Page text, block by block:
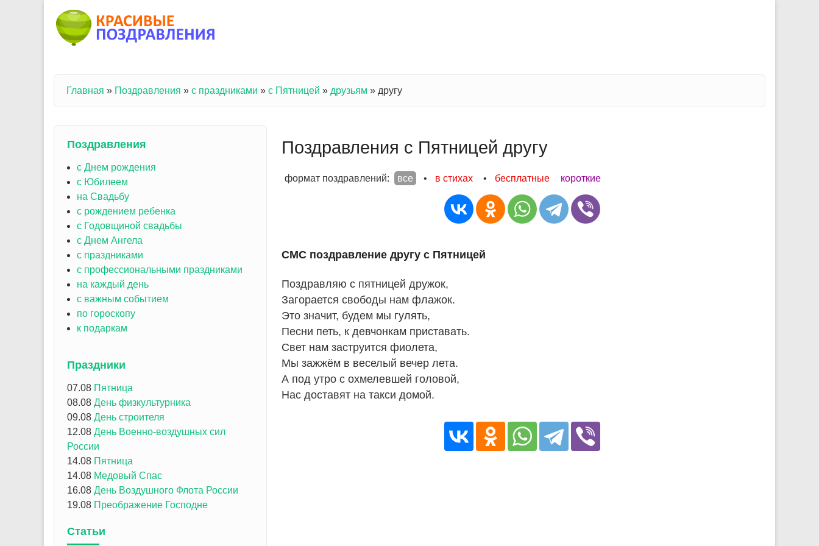
Вы здесь
Главная » Поздравления » с праздниками » с Пятницей » друзьям » другу
Поздравления с Пятницей другу
формат поздравлений: все • в стихах • бесплатные короткие
СМС поздравление другу с Пятницей
Поздравляю с пятницей дружок,
Загорается свободы нам флажок.
Это значит, будем мы гулять,
Песни петь, к девчонкам приставать.
Свет нам заструится фиолета,
Мы зажжём в веселый вечер лета.
А под утро с охмелевшей головой,
Нас доставят на такси домой.
Поздравления
с Днем рождения
с Юбилеем
на Свадьбу
с рождением ребенка
с Годовщиной свадьбы
с Днем Ангела
с праздниками
с профессиональными праздниками
на каждый день
с важным событием
по гороскопу
к подаркам
Праздники
07.08 Пятница
08.08 День физкультурника
09.08 День строителя
12.08 День Военно-воздушных сил
России
14.08 Пятница
14.08 Медовый Спас
16.08 День Воздушного Флота России
19.08 Преображение Господне
Статьи